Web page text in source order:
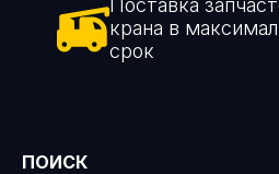
Поставка
крана в
срок
ПОИСК